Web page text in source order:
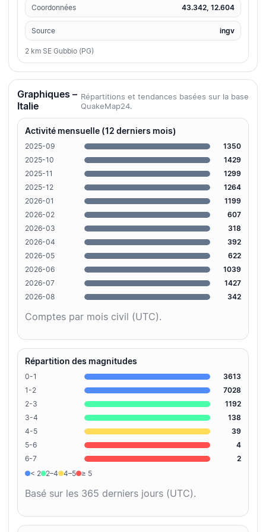
Coordonnées 43.342, 12.604
Source ingv
2 km SE Gubbio (PG)
Graphiques –
Italie
Répartitions et tendances basées sur la base
QuakeMap24.
Activité mensuelle (12 derniers mois)
2025-09
1350
2025-10
1429
2025-11
1299
2025-12
1264
2026-01
1199
2026-02
607
2026-03
318
2026-04
392
2026-05
622
2026-06
1039
2026-07
1427
2026-08
342
Comptes par mois civil (UTC).
Répartition des magnitudes
0-1
3613
1-2
7028
2-3
1192
3-4
138
4-5
39
5-6
4
6-7
2
< 2
2–4 4–5 ≥ 5
Basé sur les 365 derniers jours (UTC).